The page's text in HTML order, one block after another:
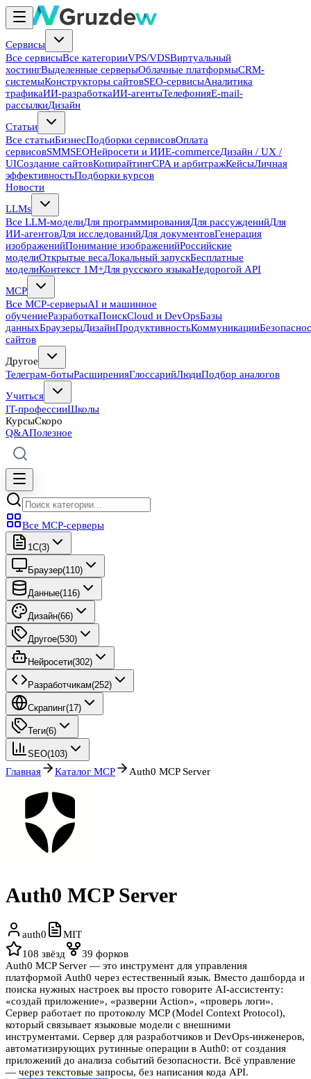
Сервисы
Все сервисыВсе категорииVPS/VDSВиртуальный
хостингВыделенные серверыОблачные платформыCRM-
системыКонструкторы сайтовSEO-сервисыАналитика
трафикаИИ-разработкаИИ-агентыТелефонияE-mail-
рассылкиДизайн
Статьи
Все статьиБизнесПодборки сервисовОплата
сервисовSMMSEOНейросети и ИИE-commerceДизайн / UX /
UIСоздание сайтовКопирайтингCPA и арбитражКейсыЛичная
эффективностьПодборки курсов
Новости
LLMs
Все LLM-моделиДля программированияДля рассужденийДля
ИИ-агентовДля исследованийДля документовГенерация
изображенийПонимание изображенийРоссийские
моделиОткрытые весаЛокальный запускБесплатные
моделиКонтекст 1M+Для русского языкаНедорогой API
MCP
Все MCP-серверыAI и машинное
обучениеРазработкаПоискCloud и DevOpsБазы
данныхБраузерыДизайнПродуктивностьКоммуникации
сайтов
Другое
Телеграм-ботыРасширенияГлоссарийЛюдиПодбор аналогов
Учиться
IT-профессииШколы
КурсыСкоро
Q&AПолезное
Все MCP-серверы
1C(3)
Браузер(110)
Данные(116)
Дизайн(66)
Другое(530)
Нейросети(302)
Разработчикам(252)
Скрапинг(17)
Теги(6)
SEO(103)
Главная Каталог MCP Auth0 MCP Server
Auth0 MCP Server
auth0
MIT
108 звёзд 39 форков
Auth0 MCP Server — это инструмент для управления
платформой Auth0 через естественный язык. Вместо дашборда и
поиска нужных настроек вы просто говорите AI-ассистенту:
«создай приложение», «разверни Action», «проверь логи».
Сервер работает по протоколу MCP (Model Context Protocol),
который связывает языковые модели с внешними
инструментами. Сервер для разработчиков и DevOps-инженеров,
автоматизирующих рутинные операции в Auth0: от создания
приложений до анализа событий безопасности. Всё управление
— через текстовые запросы, без написания кода API.